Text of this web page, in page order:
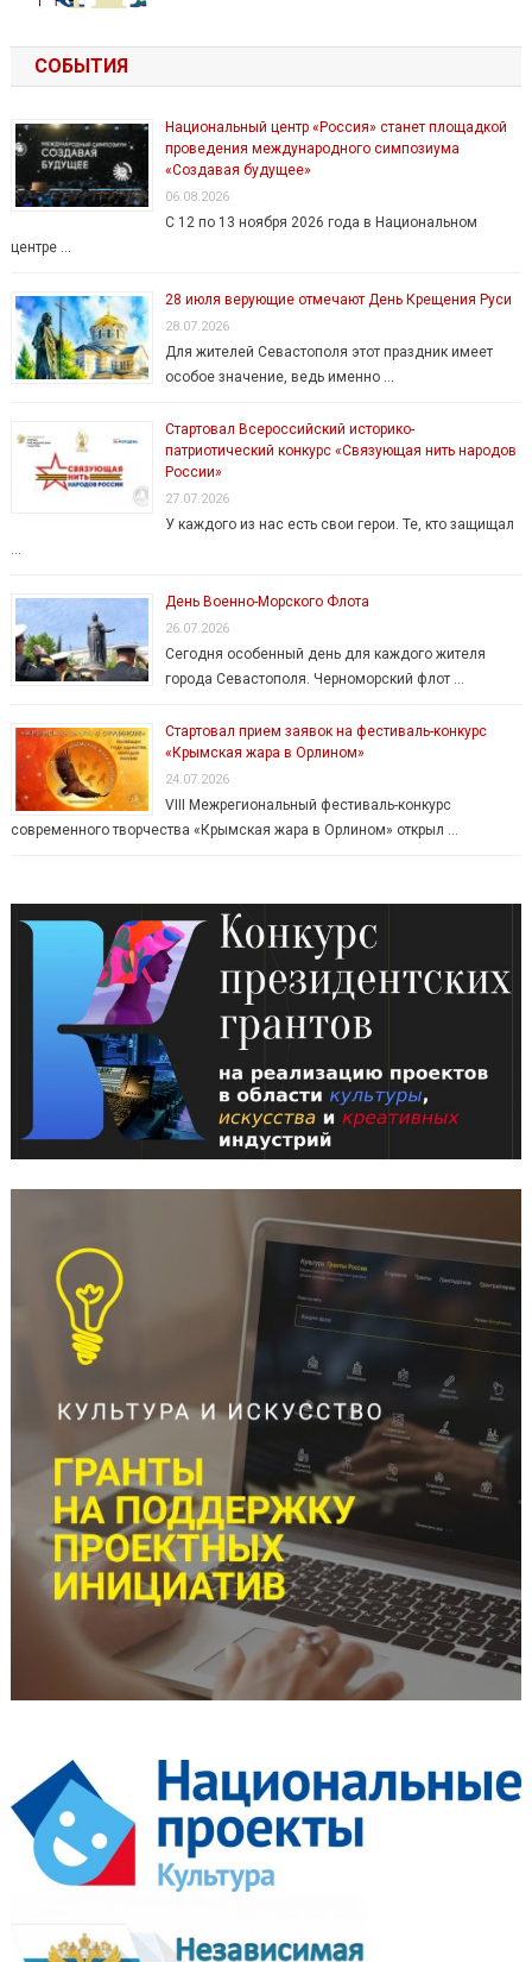
СОБЫТИЯ
Национальный центр «Россия» станет площадкой
проведения международного симпозиума
«Создавая будущее»
06.08.2026
С 12 по 13 ноября 2026 года в Национальном
центре …
28 июля верующие отмечают День Крещения Руси
28.07.2026
Для жителей Севастополя этот праздник имеет
особое значение, ведь именно …
Стартовал Всероссийский историко-
патриотический конкурс «Связующая нить народов
России»
27.07.2026
У каждого из нас есть свои герои. Те, кто защищал
…
День Военно-Морского Флота
26.07.2026
Сегодня особенный день для каждого жителя
города Севастополя. Черноморский флот …
Стартовал прием заявок на фестиваль-конкурс
«Крымская жара в Орлином»
24.07.2026
VIII Межрегиональный фестиваль-конкурс
современного творчества «Крымская жара в Орлином» открыл …